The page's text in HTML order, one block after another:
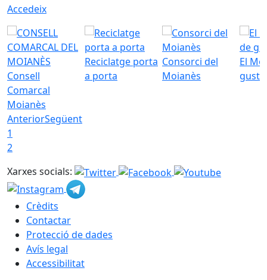
Accedeix
Consell
Comarcal
Moianès
Reciclatge porta
a porta
Consorci del
Moianès
El
gust
AnteriorSegüent
1
2
Xarxes socials:
Crèdits
Contactar
Protecció de dades
Avís legal
Accessibilitat